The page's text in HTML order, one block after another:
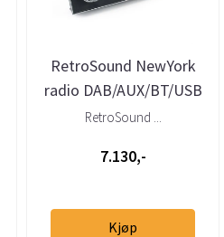
RetroSound NewYork
radio DAB/AUX/BT/USB
GM (1982 - 1991)
RetroSound ...
7.130,-
Kjøp